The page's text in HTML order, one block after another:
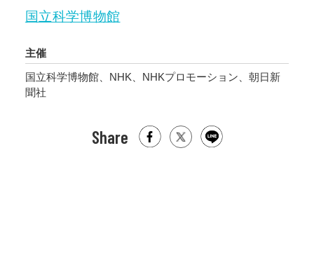
トップにいたティラノサウルス・レックスなど
と対比させながら紹介。「攻・守」を切り口
に、最前線の研究や、恐竜絶滅の謎に迫りま
す。
国立科学博物館
主催
国立科学博物館、NHK、NHKプロモーション、朝日新
聞社
Share